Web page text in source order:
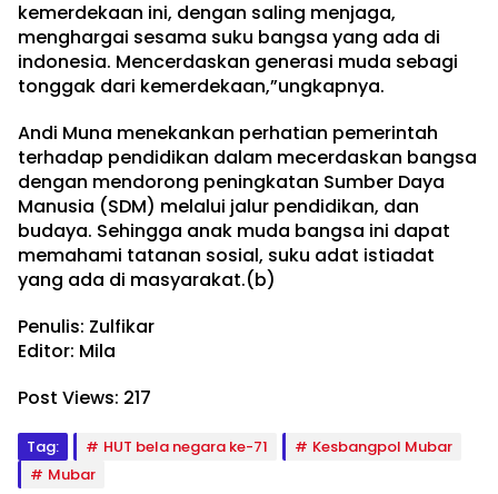
kemerdekaan ini, dengan saling menjaga,
menghargai sesama suku bangsa yang ada di
indonesia. Mencerdaskan generasi muda sebagi
tonggak dari kemerdekaan,”ungkapnya.
Andi Muna menekankan perhatian pemerintah
terhadap pendidikan dalam mecerdaskan bangsa
dengan mendorong peningkatan Sumber Daya
Manusia (SDM) melalui jalur pendidikan, dan
budaya. Sehingga anak muda bangsa ini dapat
memahami tatanan sosial, suku adat istiadat
yang ada di masyarakat.(b)
Penulis: Zulfikar
Editor: Mila
Post Views: 217
Tag: HUT bela negara ke-71
Kesbangpol Mubar
Mubar